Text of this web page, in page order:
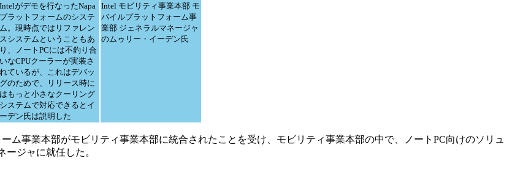
Intelがデモを行なったNapa
プラットフォームのシステ
ム。現時点ではリファレン
スシステムということもあ
り、ノートPCには不釣り合
いなCPUクーラーが実装さ
れているが、これはデバッ
グのためで、リリース時に
はもっと小さなクーリング
システムで対応できるとイ
ーデン氏は説明した
Intel モビリティ事業本部 モ
バイルプラットフォーム事
業部 ジェネラルマネージャ
のムゥリー・イーデン氏
事業本部がモビリティ事業本部に統合されたことを受け、モビリティ事業本部の中で、ノートPC向けのソリュ
ジャに就任した。